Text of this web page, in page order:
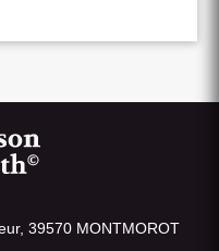
39570 MONTMOROT